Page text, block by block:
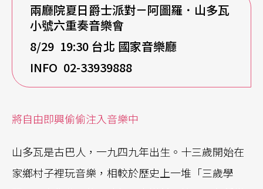
兩廳院夏日爵士派對－阿圖羅．山多瓦
小號六重奏音樂會
8/29 19:30 台北 國家音樂廳
INFO 02-33939888
將自由即興偷偷注入音樂中
山多瓦是古巴人，一九四九年出生。十三歲開始在
家鄉村子裡玩音樂，相較於歷史上一堆「三歲學